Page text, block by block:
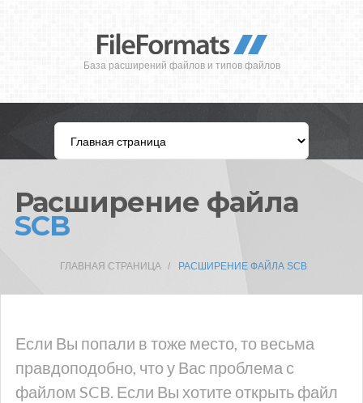
База расширений файлов и типов файлов
Расширение файла
SCB
ГЛАВНАЯ СТРАНИЦА РАСШИРЕНИЕ ФАЙЛА SCB
Если Вы попали в тоже место, то весьма
правдоподобно, что у Вас проблема с
файлом SCB. Если Вы хотите открыть файл